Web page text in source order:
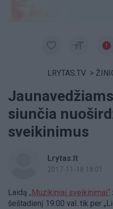
LRYTAS.TV >
siunčia
sveikinimus
Lrytas.lt
2017-11-18 18:01
Laidą „Muzikiniai sveikinimai“
šeštadienį 19:00 val. tik per